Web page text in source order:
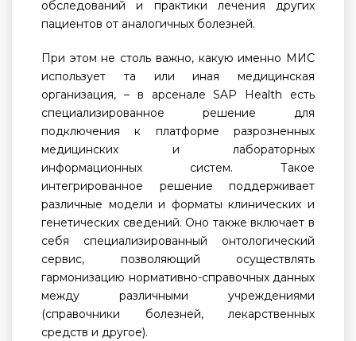
обследований и практики лечения других
пациентов от аналогичных болезней.
При этом не столь важно, какую именно МИС
использует та или иная медицинская
организация, – в арсенале SAP Health есть
специализированное решение для
подключения к платформе разрозненных
медицинских и лабораторных
информационных систем. Такое
интегрированное решение поддерживает
различные модели и форматы клинических и
генетических сведений. Оно также включает в
себя специализированный онтологический
сервис, позволяющий осуществлять
гармонизацию нормативно-справочных данных
между различными учреждениями
(справочники болезней, лекарственных
средств и другое).